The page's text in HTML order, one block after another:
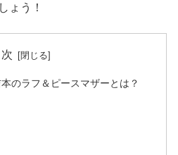
ょう！
次
のラフ＆ピースマザーとは？